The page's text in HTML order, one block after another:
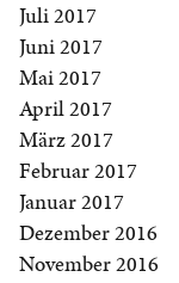
Juli 2017
Juni 2017
Mai 2017
April 2017
März 2017
Februar 2017
Januar 2017
Dezember 2016
November 2016